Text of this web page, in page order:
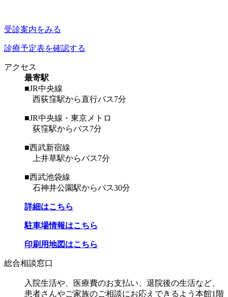
受診案内をみる
診療予定表を確認する
アクセス
最寄駅
■JR中央線
西荻窪駅から直行バス7分
■JR中央線・東京メトロ
荻窪駅からバス7分
■西武新宿線
上井草駅からバス7分
■西武池袋線
石神井公園駅からバス30分
詳細はこちら
駐車場情報はこちら
印刷用地図はこちら
総合相談窓口
入院生活や、医療費のお支払い、退院後の生活など、
患者さんやご家族のご相談にお応えできるよう本館1階